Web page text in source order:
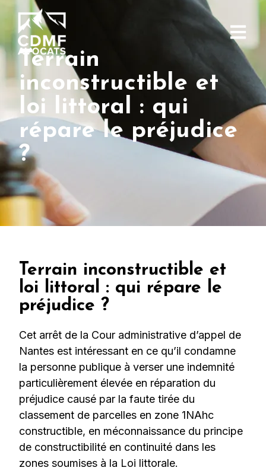
Terrain
inconstructible et
loi littoral : qui
répare le préjudice
?
Terrain inconstructible et
loi littoral : qui répare le
préjudice ?
Cet arrêt de la Cour administrative d’appel de
Nantes est intéressant en ce qu’il condamne
la personne publique à verser une indemnité
particulièrement élevée en réparation du
préjudice causé par la faute tirée du
classement de parcelles en zone 1NAhc
constructible, en méconnaissance du principe
de constructibilité en continuité dans les
zones soumises à la Loi littorale.